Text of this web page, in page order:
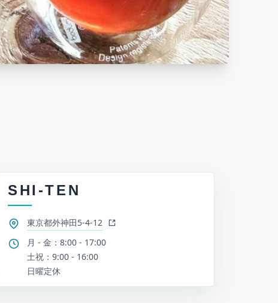
SHI-TEN
東京都外神田5-4-12
月 - 金：8:00 - 17:00
土祝：9:00 - 16:00
日曜定休